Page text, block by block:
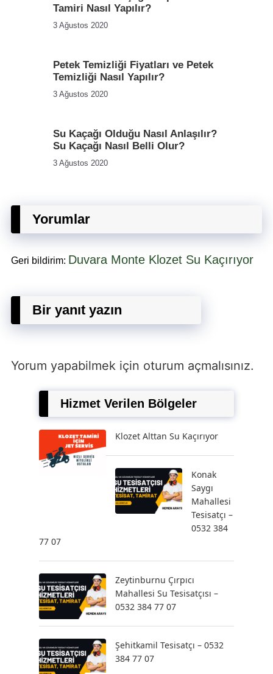
Tamiri Nasıl Yapılır?
3 Ağustos 2020
Petek Temizliği Fiyatları ve Petek
Temizliği Nasıl Yapılır?
3 Ağustos 2020
Su Kaçağı Olduğu Nasıl Anlaşılır?
Su Kaçağı Nasıl Belli Olur?
3 Ağustos 2020
Yorumlar
Geri bildirim: Duvara Monte Klozet Su Kaçırıyor
Bir yanıt yazın
Yorum yapabilmek için oturum açmalısınız.
Hizmet Verilen Bölgeler
Klozet Alttan Su Kaçırıyor
Konak
Saygı
Mahallesi
Tesisatçı –
0532 384
77 07
Zeytinburnu Çırpıcı
Mahallesi Su Tesisatçısı –
0532 384 77 07
Şehitkamil Tesisatçı – 0532
384 77 07